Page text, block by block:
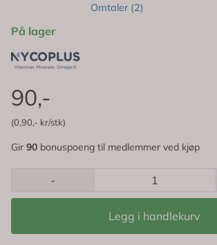
Omtaler (2)
På lager
90,-
(0,90,- kr/stk)
Gir 90 bonuspoeng til medlemmer ved kjøp
-
Legg i handlekurv